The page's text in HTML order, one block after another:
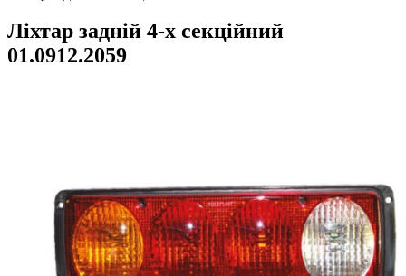
Ліхтар задній 4-х секційний
01.0912.2059